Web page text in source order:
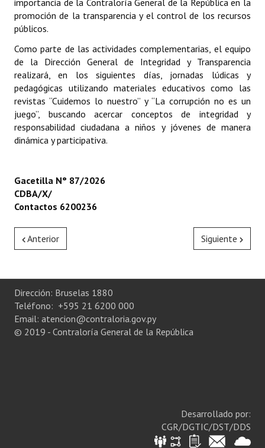
promoción de la transparencia y el control de los recursos
públicos.
Como parte de las actividades complementarias, el equipo
de la Dirección General de Integridad y Transparencia
realizará, en los siguientes días, jornadas lúdicas y
pedagógicas utilizando materiales educativos como las
revistas “Cuidemos lo nuestro” y “La corrupción no es un
juego”, buscando acercar conceptos de integridad y
responsabilidad ciudadana a niños y jóvenes de manera
dinámica y participativa.
Gacetilla N° 87/2026
CDBA/X/
Contactos 6200236
Anterior Siguiente
Dirección: Bruselas 1880
Teléfono: +595 21 6200 000
Email: atencion@contraloria.gov.py
© 2019 - Contraloría General de la República
Desarrollado por:
CGR/DGTIC/DST/DDS